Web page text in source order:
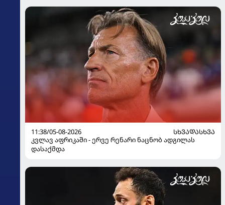
11:38/05-08-2026
ᲡᲮᲕᲐᲓᲐᲡᲮᲕᲐ
კვლავ აფრიკაში - ერვე რენარი ნაცნობ ადგილას
დასაქმდა